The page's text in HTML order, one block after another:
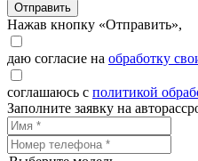
Отправить
Нажав кнопку «Отправить»,
даю согласие на обработку
соглашаюсь с политикой
Заполните заявку на